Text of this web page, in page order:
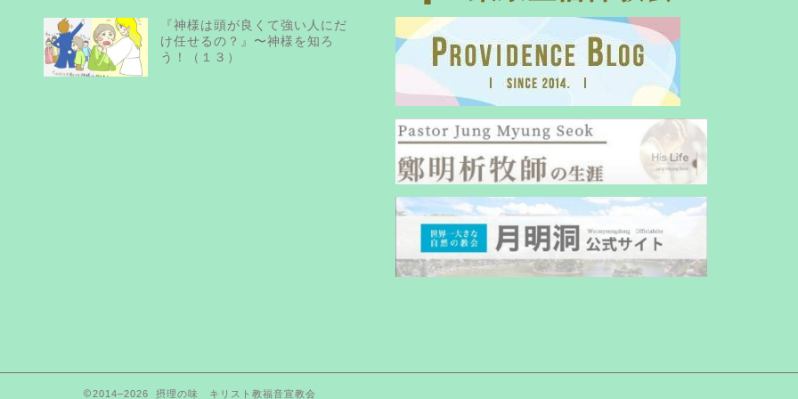
『神様は頭が良くて強い人にだ
け任せるの？』〜神様を知ろ
う！（１３）
2014–2026 摂理の味 キリスト教福音宣教会